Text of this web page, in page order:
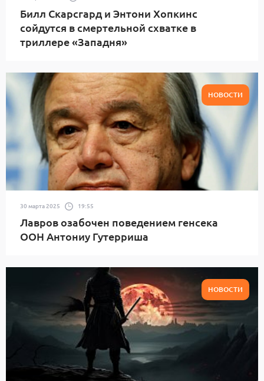
Билл Скарсгард и Энтони Хопкинс
сойдутся в смертельной схватке в
триллере «Западня»
НОВОСТИ
30 марта 2025 19:55
Лавров озабочен поведением генсека
ООН Антониу Гутерриша
НОВОСТИ